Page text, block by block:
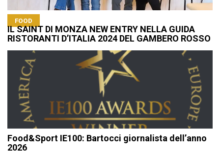
FOOD
IL SAINT DI MONZA NEW ENTRY NELLA GUIDA
RISTORANTI D’ITALIA 2024 DEL GAMBERO ROSSO
Food&Sport IE100: Bartocci giornalista dell’anno
2026